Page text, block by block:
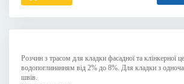
Розчин з трасом для кладки фасадної та клінкерної
водопоглинанням від 2% до 8%. Для кладки з
швів.